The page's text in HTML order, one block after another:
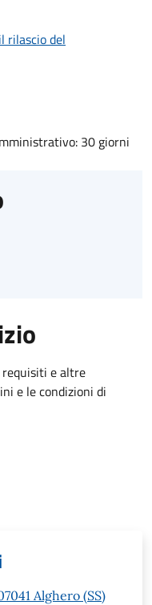
rilascio del
30 giorni
requisiti e altre
e le condizioni di
Alghero (SS)